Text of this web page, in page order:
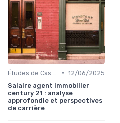
• 12/06/2025
Salaire agent immobilier
century 21 : analyse
approfondie et perspectives
de carrière